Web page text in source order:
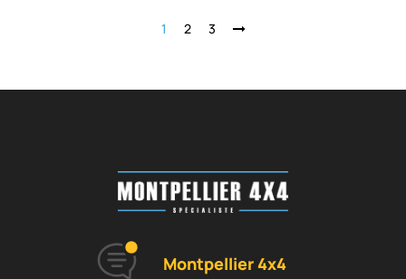
1 2 3
Montpellier 4x4